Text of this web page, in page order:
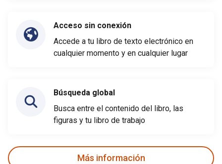
Acceso sin conexión
Accede a tu libro de texto electrónico en
cualquier momento y en cualquier lugar
Búsqueda global
Busca entre el contenido del libro, las
figuras y tu libro de trabajo
Más información